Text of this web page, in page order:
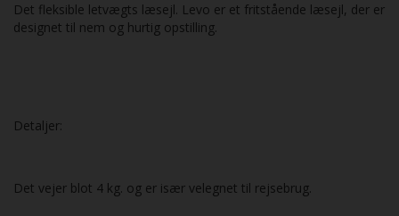
Det fleksible letvægts læsejl. Levo er et fritstående læsejl, der er
designet til nem og hurtig opstilling.
Detaljer:
Det vejer blot 4 kg. og er især velegnet til rejsebrug.